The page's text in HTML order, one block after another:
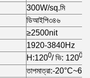
300W/sq.মি
ডিআইপি৩৪৬
≥2500nit
1920-3840Hz
H:1200/ ভি: 1200
তাপমাত্রা:-